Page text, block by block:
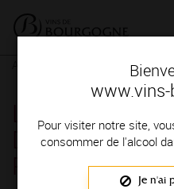
Pour visiter notre site,
consommer de l'alcool
Je n'ai
Rendez-
Les Jeudis
Découvertes
Romaneche-